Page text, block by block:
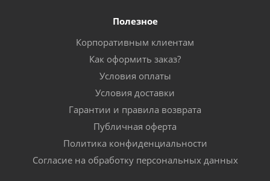
Полезное
Корпоративным клиентам
Как оформить заказ?
Условия оплаты
Условия доставки
Гарантии и правила возврата
Публичная оферта
Политика конфиденциальности
Согласие на обработку персональных данных